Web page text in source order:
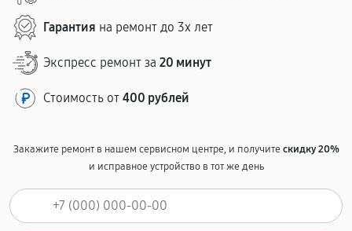
Гарантия на ремонт до 3х лет
Экспресс ремонт за 20 минут
Стоимость от 400 рублей
Закажите ремонт в нашем сервисном центре, и получитескидку 20%
и исправное устройство в тот же день